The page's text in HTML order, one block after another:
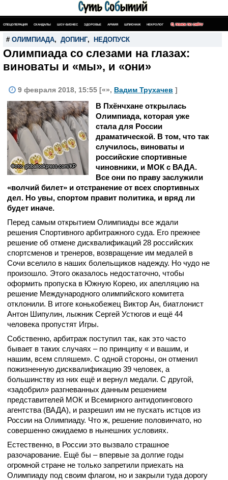
СПЕЦОПЕРАЦИЯ СКАНДАЛЫ ШОУ-БИЗНЕС ЗДОРОВЬЕ АРМИЯ ШПИОНАЖ НЕКРОЛОГ ПОИСК ПО САЙТУ
# ОЛИМПИАДА, ДОПИНГ, НЕДОПУСК
Олимпиада со слезами на глазах:
виноваты и «мы», и «они»
9 февраля 2018, 15:55 [«», Вадим Трухачев ]
Фото: globallookpress.com/KP
В Пхёнчхане открылась
Олимпиада, которая уже
стала для России
драматической. В том, что так
случилось, виноваты и
российские спортивные
чиновники, и МОК с ВАДА.
Все они по праву заслужили
«волчий билет» и отстранение от всех спортивных
дел. Но увы, спортом правит политика, и вряд ли
будет иначе.
Перед самым открытием Олимпиады все ждали
решения Спортивного арбитражного суда. Его прежнее
решение об отмене дисквалификаций 28 российских
спортсменов и тренеров, возвращение им медалей в
Сочи вселило в наших болельщиков надежду. Но чудо не
произошло. Этого оказалось недостаточно, чтобы
оформить пропуска в Южную Корею, их апелляцию на
решение Международного олимпийского комитета
отклонили. В итоге конькобежец Виктор Ан, биатлонист
Антон Шипулин, лыжник Сергей Устюгов и ещё 44
человека пропустят Игры.
Собственно, арбитраж поступил так, как это часто
бывает в таких случаях – по принципу « и вашим, и
нашим, всем спляшем». С одной стороны, он отменил
пожизненную дисквалификацию 39 человек, а
большинству из них ещё и вернул медали. С другой,
«задобрил» разгневанных данным решением
представителей МОК и Всемирного антидопингового
агентства (ВАДА), и разрешил им не пускать истцов из
России на Олимпиаду. Что ж, решение половинчато, но
совершенно ожидаемо в нынешних условиях.
Естественно, в России это вызвало страшное
разочарование. Ещё бы – впервые за долгие годы
огромной стране не только запретили приехать на
Олимпиаду под своим флагом, но и закрыли туда дорогу